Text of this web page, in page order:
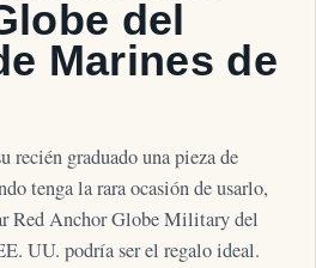
del
Marines de
recién graduado una pieza de
tenga la rara ocasión de usarlo,
Red Anchor Globe Military del
UU. podría ser el regalo ideal.